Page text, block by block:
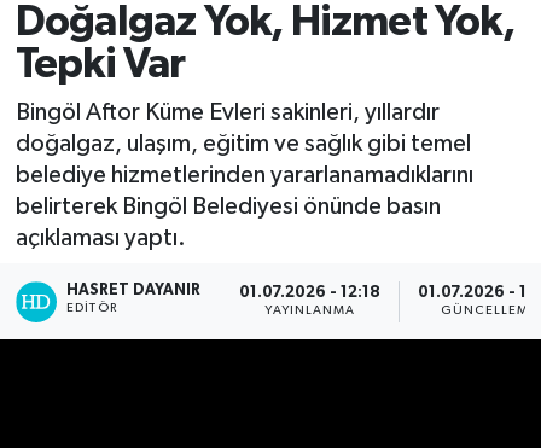
Doğalgaz Yok, Hizmet Yok,
Tepki Var
Bingöl Aftor Küme Evleri sakinleri, yıllardır
doğalgaz, ulaşım, eğitim ve sağlık gibi temel
belediye hizmetlerinden yararlanamadıklarını
belirterek Bingöl Belediyesi önünde basın
açıklaması yaptı.
HASRET DAYANIR
EDITÖR
01.07.2026 - 12:18
YAYINLANMA
01.07.2026 -
GÜNCELLEME
DÜNYA
EĞİTİM
EKONOMİ
GENÇ
Bingöl Namaz Vakitleri
Bingöl Trafik Yoğunluk Haritası
Süper Lig Puan Durumu ve Fikstür
Tüm Manşetler